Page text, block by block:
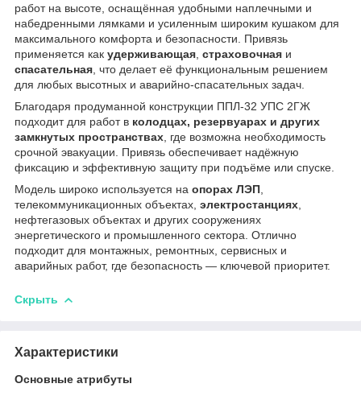
работ на высоте, оснащённая удобными наплечными и
набедренными лямками и усиленным широким кушаком для
максимального комфорта и безопасности. Привязь
применяется как удерживающая страховочная и
спасательная , что делает её функциональным решением
для любых высотных и аварийно-спасательных задач.
Благодаря продуманной конструкции ППЛ-32 УПС 2ГЖ
подходит для работ в колодцах, резервуарах и других
замкнутых пространствах , где возможна необходимость
срочной эвакуации. Привязь обеспечивает надёжную
фиксацию и эффективную защиту при подъёме или спуске.
Модель широко используется на опорах ЛЭП
телекоммуникационных объектах, электростанциях
нефтегазовых объектах и других сооружениях
энергетического и промышленного сектора. Отлично
подходит для монтажных, ремонтных, сервисных и
аварийных работ, где безопасность — ключевой приоритет.
Скрыть
Характеристики
Основные атрибуты